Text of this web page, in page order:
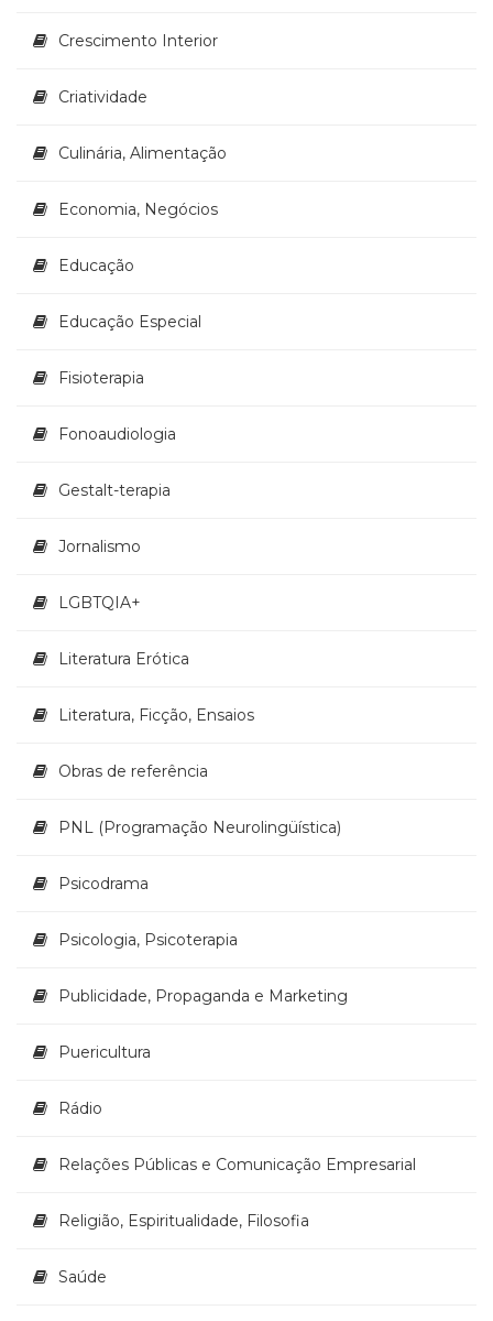
(22)
(30)
Ocupacional
Treinamento
RH
(1)
Prática
Crescimento Interior
Criatividade
Culinária, Alimentação
Economia, Negócios
Educação
Educação Especial
Fisioterapia
Fonoaudiologia
Gestalt-terapia
Jornalismo
LGBTQIA+
Literatura Erótica
Literatura, Ficção, Ensaios
Obras de referência
PNL (Programação Neurolingüística)
Psicodrama
Psicologia, Psicoterapia
Publicidade, Propaganda e Marketing
Puericultura
Rádio
Relações Públicas e Comunicação Empresarial
Religião, Espiritualidade, Filosofia
Saúde